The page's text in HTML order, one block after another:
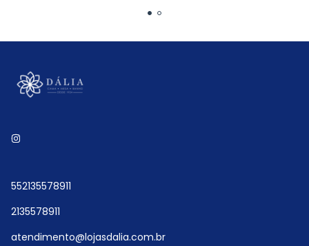
552135578911
2135578911
atendimento@lojasdalia.com.br